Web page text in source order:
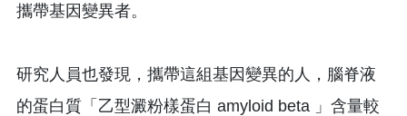
攜帶基因變異者。
研究人員也發現，攜帶這組基因變異的人，腦脊液
的蛋白質「乙型澱粉樣蛋白 amyloid beta 」含量較